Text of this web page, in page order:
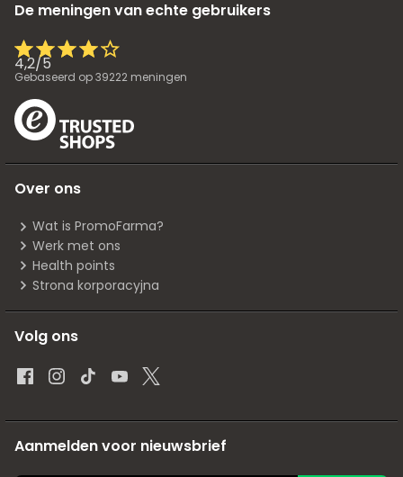
De meningen van echte gebruikers
4,2/5
Gebaseerd op39222 meningen
Over ons
Wat is PromoFarma?
Werk met ons
Health points
Strona korporacyjna
Volg ons
Aanmelden voor nieuwsbrief